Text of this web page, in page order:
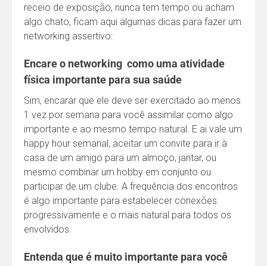
receio de exposição, nunca tem tempo ou acham
algo chato, ficam aqui algumas dicas para fazer um
networking assertivo:
Encare o networking como uma atividade
física importante para sua saúde
Sim, encarar que ele deve ser exercitado ao menos
1 vez por semana para você assimilar como algo
importante e ao mesmo tempo natural. E ai vale um
happy hour semanal, aceitar um convite para ir à
casa de um amigo para um almoço, jantar, ou
mesmo combinar um hobby em conjunto ou
participar de um clube. A frequência dos encontros
é algo importante para estabelecer conexões
progressivamente e o mais natural para todos os
envolvidos.
Entenda que é muito importante para você